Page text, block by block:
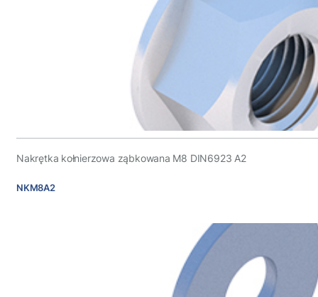
Nakrętka kołnierzowa ząbkowana M8 DIN6923 A2
NKM8A2